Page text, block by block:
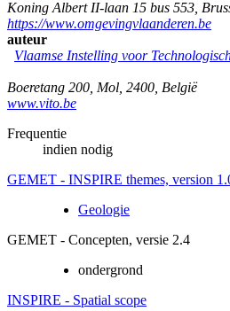
Koning Albert II-laan 15 bus 553
https://www.omgevingvlaanderen.be
auteur
Vlaamse Instelling voor
Boeretang 200 Mol 2400 België
www.vito.be
Frequentie
indien nodig
GEMET - INSPIRE themes, version
Geologie
GEMET - Concepten, versie 2.4
ondergrond
INSPIRE - Spatial scope